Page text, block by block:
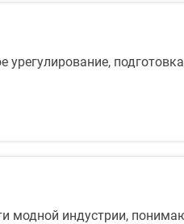
урегулирование,
модной индустрии,